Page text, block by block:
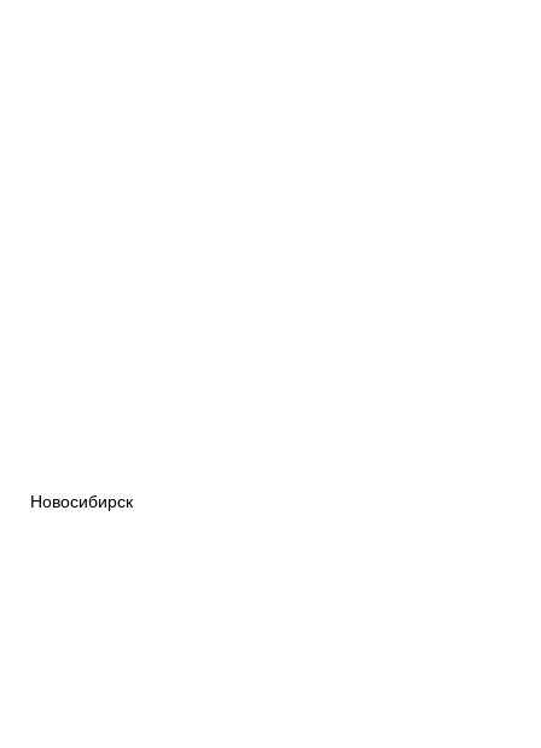
Новосибирск